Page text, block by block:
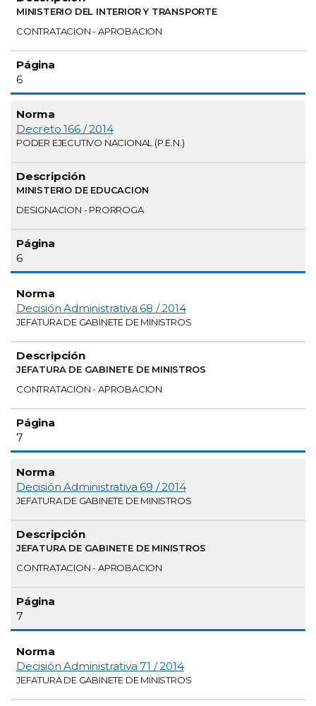
MINISTERIO DEL INTERIOR Y TRANSPORTE
CONTRATACION - APROBACION
6
Decreto 166 / 2014
PODER EJECUTIVO NACIONAL (P.E.N.)
MINISTERIO DE EDUCACION
DESIGNACION - PRORROGA
6
Decisión Administrativa 68 / 2014
JEFATURA DE GABINETE DE MINISTROS
JEFATURA DE GABINETE DE MINISTROS
CONTRATACION - APROBACION
7
Decisión Administrativa 69 / 2014
JEFATURA DE GABINETE DE MINISTROS
JEFATURA DE GABINETE DE MINISTROS
CONTRATACION - APROBACION
7
Decisión Administrativa 71 / 2014
JEFATURA DE GABINETE DE MINISTROS